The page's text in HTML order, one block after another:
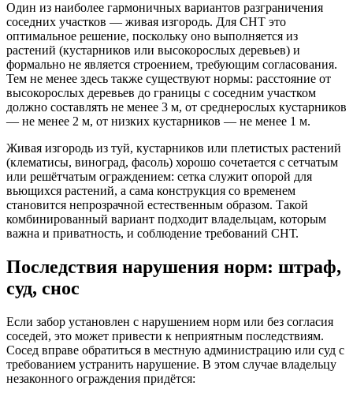
Один из наиболее гармоничных вариантов разграничения
соседних участков — живая изгородь. Для СНТ это
оптимальное решение, поскольку оно выполняется из
растений (кустарников или высокорослых деревьев) и
формально не является строением, требующим согласования.
Тем не менее здесь также существуют нормы: расстояние от
высокорослых деревьев до границы с соседним участком
должно составлять не менее 3 м, от среднерослых кустарников
— не менее 2 м, от низких кустарников — не менее 1 м.
Живая изгородь из туй, кустарников или плетистых растений
(клематисы, виноград, фасоль) хорошо сочетается с сетчатым
или решётчатым ограждением: сетка служит опорой для
вьющихся растений, а сама конструкция со временем
становится непрозрачной естественным образом. Такой
комбинированный вариант подходит владельцам, которым
важна и приватность, и соблюдение требований СНТ.
Последствия нарушения норм: штраф,
суд, снос
Если забор установлен с нарушением норм или без согласия
соседей, это может привести к неприятным последствиям.
Сосед вправе обратиться в местную администрацию или суд с
требованием устранить нарушение. В этом случае владельцу
незаконного ограждения придётся: